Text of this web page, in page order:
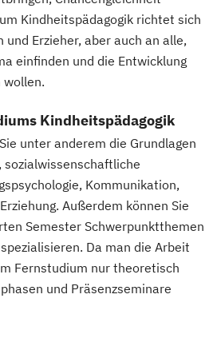
(IHK)
- Kompaktkurs
(IHK)
Servicemanagement
die Ernährung von
Digitalisierung
in
Schwerpunkt Arbeits-
Wirtschaftspsychologie
Klinische
Beratung
und Evaluation
Berater/in / Personal
für das Management
(IHK)
(IHK) - Master
Management
für Prävention und
(IHK)
(IHK)
(IHK)
Sport
in
im Gesundheitssport
Kindheitspädagogik richtet sich
und Erzieher, aber auch an alle,
einfinden und die Entwicklung
Kindheitspädagogik
unter anderem die Grundlagen
sozialwissenschaftliche
Kommunikation,
Außerdem können Sie
Semester Schwerpunktthemen
Da man die Arbeit
Fernstudium nur theoretisch
und Präsenzseminare